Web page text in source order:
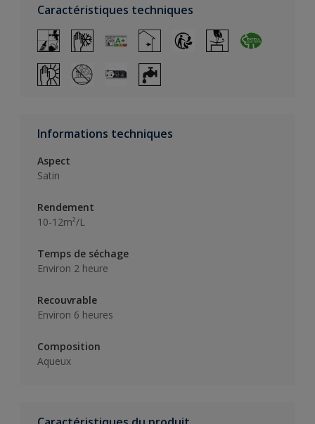
Caractéristiques techniques
Informations techniques
Aspect
Satin
Rendement
10-12m²/L
Temps de séchage
Environ 2 heure
Recouvrable
Environ 6 heures
Composition
Aqueux